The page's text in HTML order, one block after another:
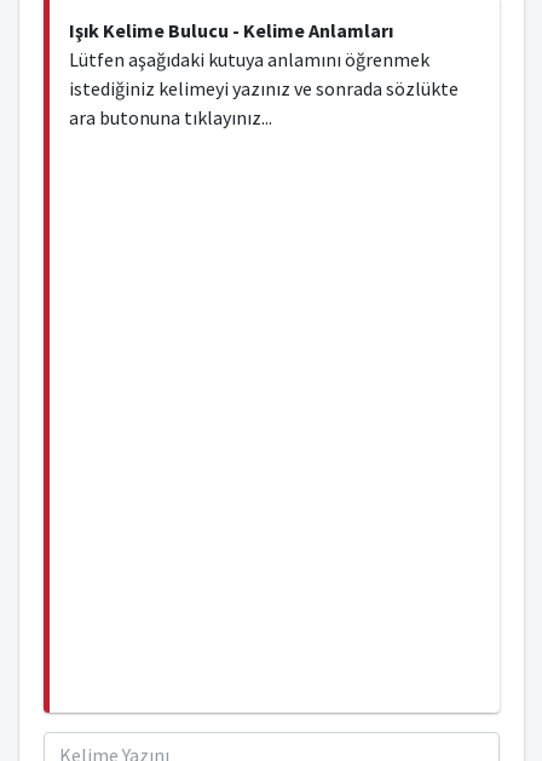
Işık Kelime Bulucu - Kelime Anlamları
Lütfen aşağıdaki kutuya anlamını öğrenmek
istediğiniz kelimeyi yazınız ve sonrada sözlükte
ara butonuna tıklayınız...